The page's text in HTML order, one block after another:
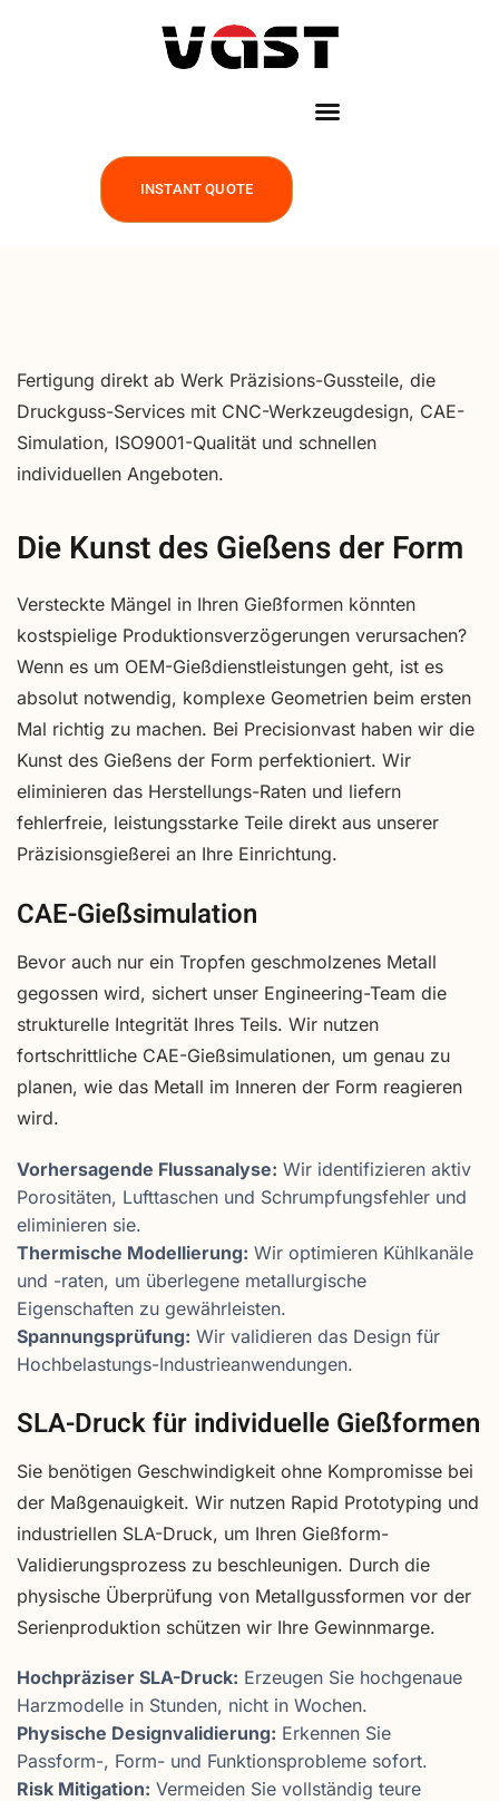
INSTANT QUOTE
Fertigung direkt ab Werk Präzisions-Gussteile, die
Druckguss-Services mit CNC-Werkzeugdesign, CAE-
Simulation, ISO9001-Qualität und schnellen
individuellen Angeboten.
Die Kunst des Gießens der Form
Versteckte Mängel in Ihren Gießformen könnten
kostspielige Produktionsverzögerungen verursachen?
Wenn es um OEM-Gießdienstleistungen geht, ist es
absolut notwendig, komplexe Geometrien beim ersten
Mal richtig zu machen. Bei Precisionvast haben wir die
Kunst des Gießens der Form perfektioniert. Wir
eliminieren das Herstellungs-Raten und liefern
fehlerfreie, leistungsstarke Teile direkt aus unserer
Präzisionsgießerei an Ihre Einrichtung.
CAE-Gießsimulation
Bevor auch nur ein Tropfen geschmolzenes Metall
gegossen wird, sichert unser Engineering-Team die
strukturelle Integrität Ihres Teils. Wir nutzen
fortschrittliche CAE-Gießsimulationen, um genau zu
planen, wie das Metall im Inneren der Form reagieren
wird.
Vorhersagende Flussanalyse: Wir identifizieren aktiv
Porositäten, Lufttaschen und Schrumpfungsfehler und
eliminieren sie.
Thermische Modellierung: Wir optimieren Kühlkanäle
und -raten, um überlegene metallurgische
Eigenschaften zu gewährleisten.
Spannungsprüfung: Wir validieren das Design für
Hochbelastungs-Industrieanwendungen.
SLA-Druck für individuelle Gießformen
Sie benötigen Geschwindigkeit ohne Kompromisse bei
der Maßgenauigkeit. Wir nutzen Rapid Prototyping und
industriellen SLA-Druck, um Ihren Gießform-
Validierungsprozess zu beschleunigen. Durch die
physische Überprüfung von Metallgussformen vor der
Serienproduktion schützen wir Ihre Gewinnmarge.
Hochpräziser SLA-Druck: Erzeugen Sie hochgenaue
Harzmodelle in Stunden, nicht in Wochen.
Physische Designvalidierung: Erkennen Sie
Passform-, Form- und Funktionsprobleme sofort.
Risk Mitigation: Vermeiden Sie vollständig teure